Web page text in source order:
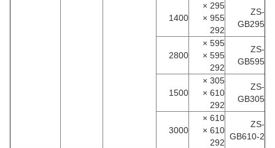
ZS-
GB295
295 ×
955 ×
292
1400
ZS-
GB595
595 ×
595 ×
292
2800
ZS-
GB305
305 ×
610 ×
292
1500
ZS-
GB610-2
610 ×
610 ×
292
3000